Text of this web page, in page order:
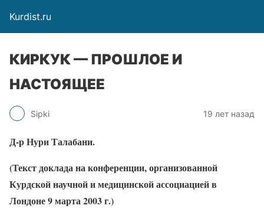
Kurdist.ru
КИРКУК — ПРОШЛОЕ И
НАСТОЯЩЕЕ
Sipki 19 лет назад
Д-р Нури Талабани.
(Текст доклада на конференции, организованной
Курдской научной и медицинской ассоциацией в
Лондоне 9 марта 2003 г.)